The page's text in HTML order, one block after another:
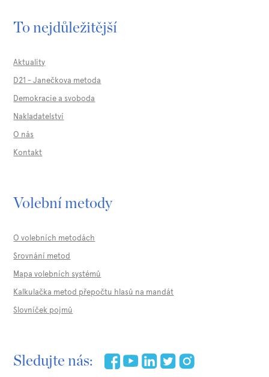
To nejdůležitější
Aktuality
D21 - Janečkova metoda
Demokracie a svoboda
Nakladatelství
O nás
Kontakt
Volební metody
O volebních metodách
Srovnání metod
Mapa volebních systémů
Kalkulačka metod přepočtu hlasů na mandát
Slovníček pojmů
Sledujte nás: